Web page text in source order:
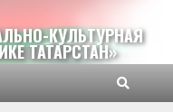
КУЛЬТУРНАЯ
ТАТАРСТАН»